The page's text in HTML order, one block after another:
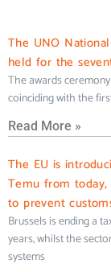
The UNO
held for the
The awards
coinciding with the
Read More »
The EU is
Temu from
to prevent
Brussels is ending a
years, whilst the
systems